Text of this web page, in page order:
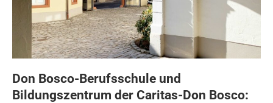
Don Bosco-Berufsschule und
Bildungszentrum der Caritas-Don Bosco: